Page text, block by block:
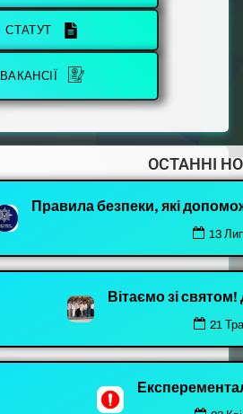
СТАТУТ
ВАКАНСІЇ
ОСТАННІ
Правила безпеки, які
13
Вітаємо зі
21